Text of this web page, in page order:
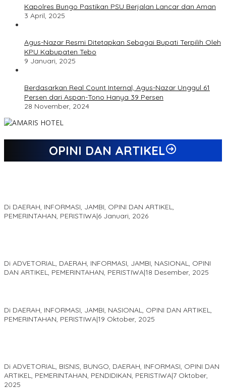
Kapolres Bungo Pastikan PSU Berjalan Lancar dan Aman
3 April, 2025
Agus-Nazar Resmi Ditetapkan Sebagai Bupati Terpilih Oleh
KPU Kabupaten Tebo
9 Januari, 2025
Berdasarkan Real Count Internal, Agus-Nazar Unggul 61
Persen dari Aspan-Tono Hanya 39 Persen
28 November, 2024
OPINI DAN ARTIKEL
Di DAERAH, INFORMASI, JAMBI, OPINI DAN ARTIKEL,
PEMERINTAHAN, PERISTIWA|6 Januari, 2026
Di ADVETORIAL, DAERAH, INFORMASI, JAMBI, NASIONAL, OPINI
DAN ARTIKEL, PEMERINTAHAN, PERISTIWA|18 Desember, 2025
Di DAERAH, INFORMASI, JAMBI, NASIONAL, OPINI DAN ARTIKEL,
PEMERINTAHAN, PERISTIWA|19 Oktober, 2025
Di ADVETORIAL, BISNIS, BUNGO, DAERAH, INFORMASI, OPINI DAN
ARTIKEL, PEMERINTAHAN, PENDIDIKAN, PERISTIWA|7 Oktober,
2025